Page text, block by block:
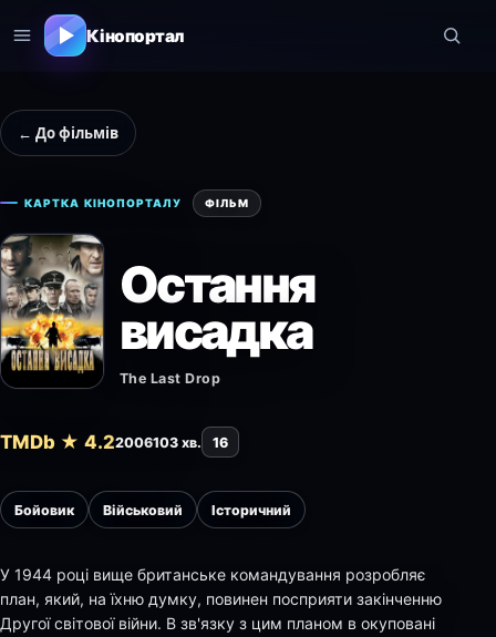
Кінопортал
← До фільмів
КАРТКА КІНОПОРТАЛУ ФІЛЬМ
Остання
висадка
The Last Drop
TMDb ★ 4.22006103 хв. 16
Бойовик Військовий Історичний
У 1944 році вище британське командування розробляє
план, який, на їхню думку, повинен посприяти закінченню
Другої світової війни. В зв'язку з цим планом в окуповані